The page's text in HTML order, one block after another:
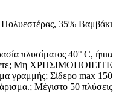
35% Βαμβάκι
πλυσίματος 40° C, ήπια
Μη ΧΡΗΣΙΜΟΠΟΙΕΙΤΕ
Σίδερο max 150
Μέγιστο 50 πλύσεις